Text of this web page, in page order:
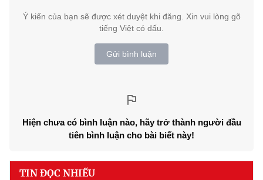
Ý kiến của bạn sẽ được xét duyệt khi đăng. Xin vui lòng gõ
tiếng Việt có dấu.
Gửi bình luận
Hiện chưa có bình luận nào, hãy trở thành người đầu
tiên bình luận cho bài biết này!
TIN ĐỌC NHIỀU